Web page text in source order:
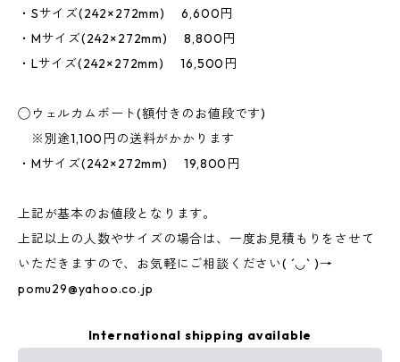
・Sサイズ(242×272mm) 6,600円
・Mサイズ(242×272mm) 8,800円
・Lサイズ(242×272mm) 16,500円
◯ウェルカムボート(額付きのお値段です)
※別途1,100円の送料がかかります
・Mサイズ(242×272mm) 19,800円
上記が基本のお値段となります。
上記以上の人数やサイズの場合は、一度お見積もりをさせて
いただきますので、お気軽にご相談ください( ´◡` )→
pomu29@yahoo.co.jp
International shipping available